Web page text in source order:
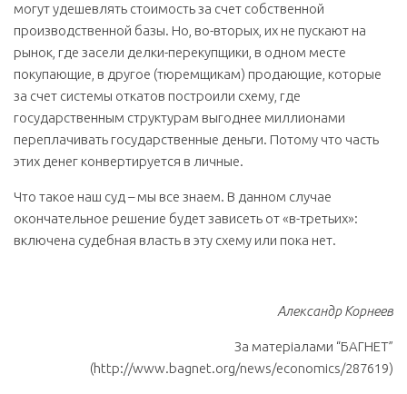
могут удешевлять стоимость за счет собственной
производственной базы. Но, во-вторых, их не пускают на
рынок, где засели делки-перекупщики, в одном месте
покупающие, в другое (тюремщикам) продающие, которые
за счет системы откатов построили схему, где
государственным структурам выгоднее миллионами
переплачивать государственные деньги. Потому что часть
этих денег конвертируется в личные.
Что такое наш суд – мы все знаем. В данном случае
окончательное решение будет зависеть от «в-третьих»:
включена судебная власть в эту схему или пока нет.
Александр Корнеев
За матеріалами “БАГНЕТ”
(http://www.bagnet.org/news/economics/287619)